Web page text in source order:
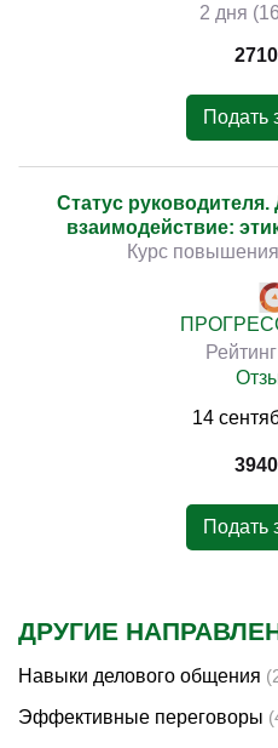
2 дня
Подать
Статус
взаимодействие:
Курс
Рейтинг
14
Подать
ДРУГИЕ
Навыки делового общения
Эффективные переговоры